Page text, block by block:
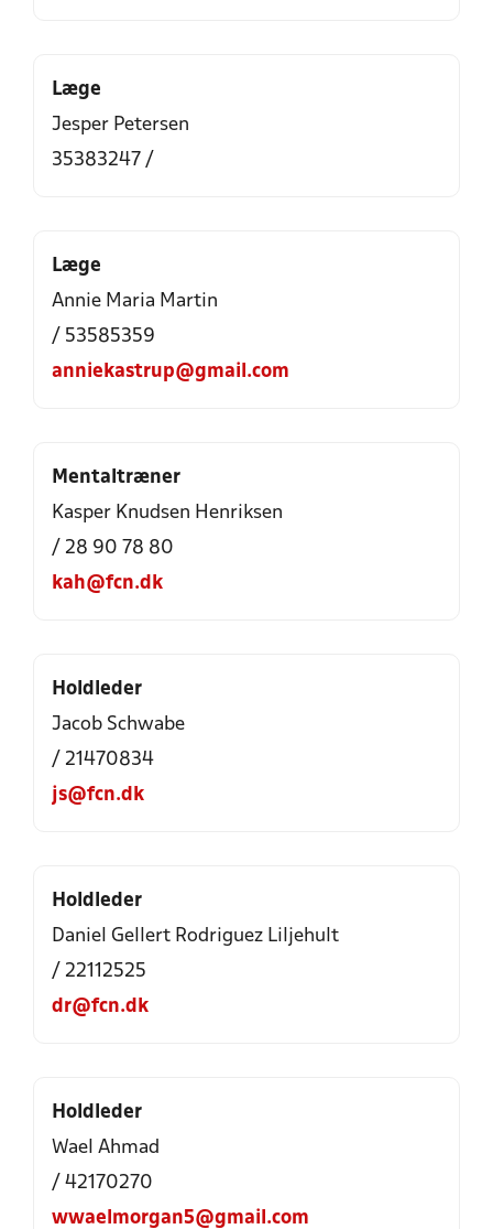
Læge
Jesper Petersen
35383247 /
Læge
Annie Maria Martin
/ 53585359
anniekastrup@gmail.com
Mentaltræner
Kasper Knudsen Henriksen
/ 28 90 78 80
kah@fcn.dk
Holdleder
Jacob Schwabe
/ 21470834
js@fcn.dk
Holdleder
Daniel Gellert Rodriguez Liljehult
/ 22112525
dr@fcn.dk
Holdleder
Wael Ahmad
/ 42170270
wwaelmorgan5@gmail.com